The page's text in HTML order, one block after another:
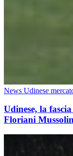
News Udinese
Udinese, la
Floriani